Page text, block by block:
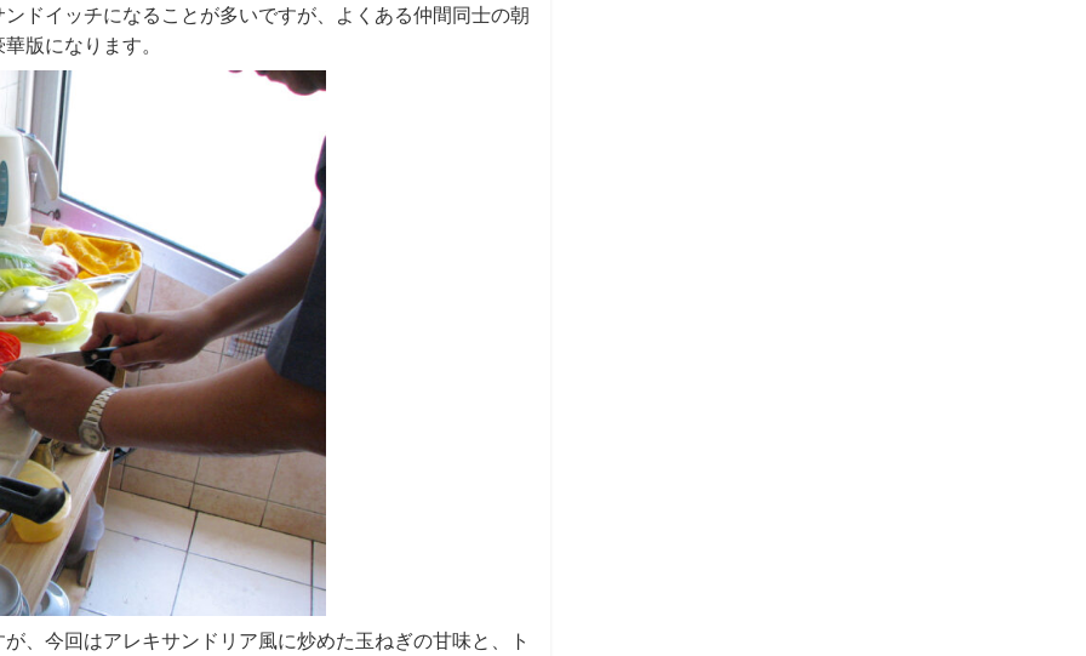
ドイッチになることが多いですが、よくある仲間同士の朝
版になります。
、今回はアレキサンドリア風に炒めた玉ねぎの甘味と、ト